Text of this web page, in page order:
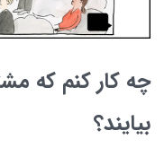
چه کار کنم که
بیایند؟